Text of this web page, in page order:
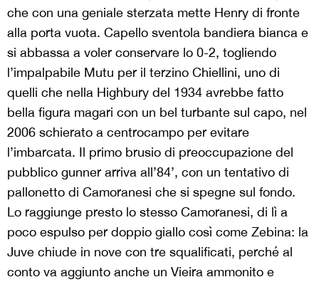
che con una geniale sterzata mette Henry di fronte
alla porta vuota. Capello sventola bandiera bianca e
si abbassa a voler conservare lo 0-2, togliendo
l’impalpabile Mutu per il terzino Chiellini, uno di
quelli che nella Highbury del 1934 avrebbe fatto
bella figura magari con un bel turbante sul capo, nel
2006 schierato a centrocampo per evitare
l’imbarcata. Il primo brusio di preoccupazione del
pubblico gunner arriva all’84’, con un tentativo di
pallonetto di Camoranesi che si spegne sul fondo.
Lo raggiunge presto lo stesso Camoranesi, di lì a
poco espulso per doppio giallo così come Zebina: la
Juve chiude in nove con tre squalificati, perché al
conto va aggiunto anche un Vieira ammonito e